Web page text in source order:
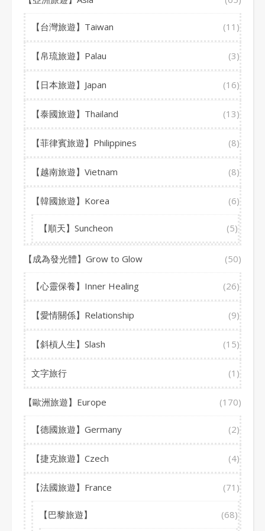
【台灣旅遊】Taiwan (11)
【帛琉旅遊】Palau (3)
【日本旅遊】Japan (16)
【泰國旅遊】Thailand (13)
【菲律賓旅遊】Philippines (8)
【越南旅遊】Vietnam (8)
【韓國旅遊】Korea (6)
【順天】Suncheon (5)
【成為發光體】Grow to Glow (50)
【心靈保養】Inner Healing (26)
【愛情關係】Relationship (9)
【斜槓人生】Slash (15)
文字旅行 (1)
【歐洲旅遊】Europe (170)
【德國旅遊】Germany (2)
【捷克旅遊】Czech (4)
【法國旅遊】France (71)
【巴黎旅遊】 (68)